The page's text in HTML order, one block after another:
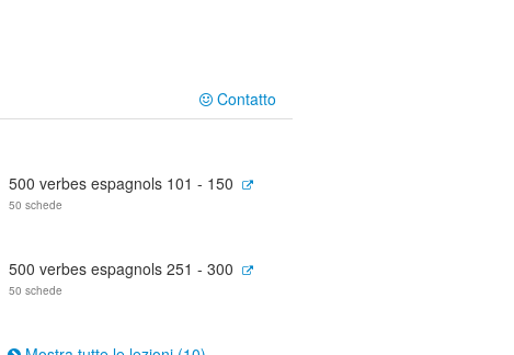
Contatto
500 verbes espagnols 101 - 150
50 schede
500 verbes espagnols 251 - 300
50 schede